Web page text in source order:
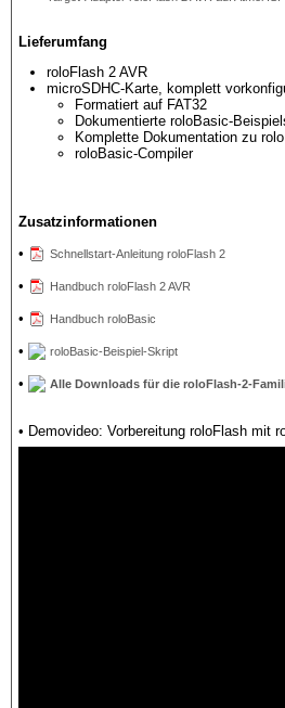
Lieferumfang
roloFlash 2 AVR
microSDHC-Karte, komplett
Formatiert auf FAT32
Dokumentierte roloBasic-
Komplette Dokumentation zu
roloBasic-Compiler
Zusatzinformationen
•
Schnellstart-Anleitung roloFlash 2
• Handbuch roloFlash 2 AVR
• Handbuch roloBasic
• roloBasic-Beispiel-Skript
• Alle Downloads für die roloFlash-2-
• Demovideo: Vorbereitung roloFlash mit